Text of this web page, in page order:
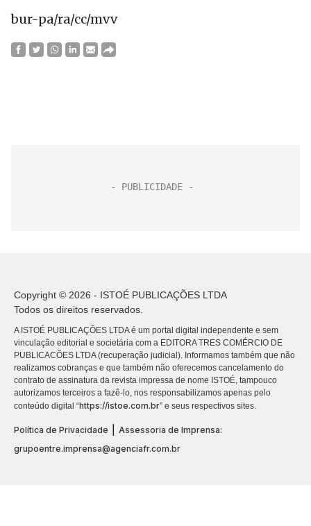
bur-pa/ra/cc/mvv
Copyright © 2026 - ISTOÉ PUBLICAÇÕES LTDA
Todos os direitos reservados.
A ISTOÉ PUBLICAÇÕES LTDA é um portal digital independente e sem
vinculação editorial e societária com a EDITORA TRES COMÉRCIO DE
PUBLICACÕES LTDA (recuperação judicial). Informamos também que não
realizamos cobranças e que também não oferecemos cancelamento do
contrato de assinatura da revista impressa de nome ISTOÉ, tampouco
autorizamos terceiros a fazê-lo, nos responsabilizamos apenas pelo
conteúdo digital “https://istoe.com.br” e seus respectivos sites.
Política de Privacidade
Assessoria de Imprensa:
grupoentre.imprensa@agenciafr.com.br